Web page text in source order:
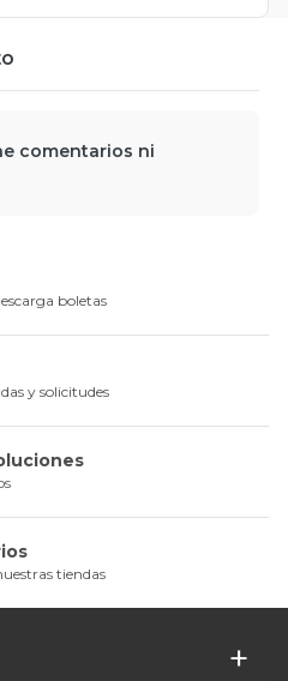
comentarios ni
boletas
y solicitudes
tiendas